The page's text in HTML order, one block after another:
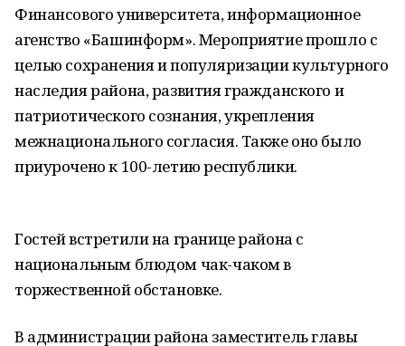
Финансового университета, информационное
агенство «Башинформ». Мероприятие прошло с
целью сохранения и популяризации культурного
наследия района, развития гражданского и
патриотического сознания, укрепления
межнационального согласия. Также оно было
приурочено к 100-летию республики.
Гостей встретили на границе района с
национальным блюдом чак-чаком в
торжественной обстановке.
В администрации района заместитель главы